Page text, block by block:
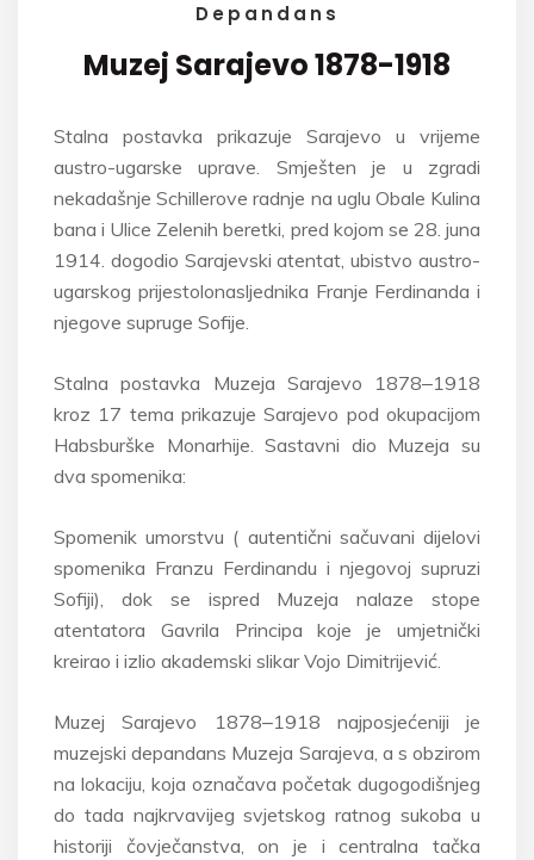
Depandans
Muzej Sarajevo1878-1918
Stalna postavka prikazuje Sarajevo u vrijeme
austro-ugarske uprave. Smješten je u zgradi
nekadašnje Schillerove radnje na uglu Obale Kulina
bana i Ulice Zelenih beretki, pred kojom se 28. juna
1914. dogodio Sarajevski atentat, ubistvo austro-
ugarskog prijestolonasljednika Franje Ferdinanda i
njegove supruge Sofije.
Stalna postavka Muzeja Sarajevo 1878‒1918
kroz 17 tema prikazuje Sarajevo pod okupacijom
Habsburške Monarhije. Sastavni dio Muzeja su
dva spomenika:
Spomenik umorstvu ( autentični sačuvani dijelovi
spomenika Franzu Ferdinandu i njegovoj supruzi
Sofiji), dok se ispred Muzeja nalaze stope
atentatora Gavrila Principa koje je umjetnički
kreirao i izlio akademski slikar Vojo Dimitrijević.
Muzej Sarajevo 1878‒1918 najposjećeniji je
muzejski depandans Muzeja Sarajeva, a s obzirom
na lokaciju, koja označava početak dugogodišnjeg
do tada najkrvavijeg svjetskog ratnog sukoba u
historiji čovječanstva, on je i centralna tačka